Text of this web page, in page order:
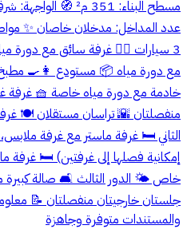
عدد المداخل: مدخلان خاصان ✨
3 سيارات 🧑‍✈️ غرفة سائق مع دورة
مع دورة مياه 📦 مستودع 👩‍🍳
منفصلتان 🌇 تراسان مستقلان 🍽️
الثاني 🛏️ غرفة ماستر مع غرفة
إمكانية فصلها إلى غرفتين) 🛏️ غرفة
خاص 🌤️ الدور الثالث 🛋️ صالة
جلستان خارجيتان منفصلتان 📝
والمستندات متوفرة وجاهزة